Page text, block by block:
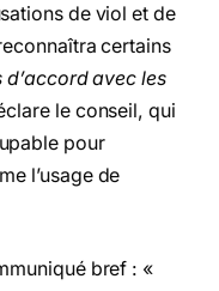
de viol et de
certains
d’accord avec les
le conseil, qui
pour
l’usage de
bref : «